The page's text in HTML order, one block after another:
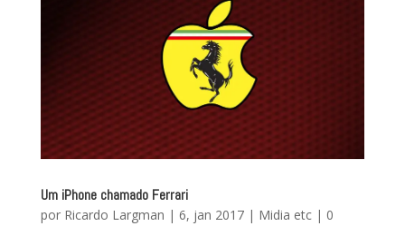
Um iPhone chamado Ferrari
por Ricardo Largman | 6, jan 2017| Midia etc| 0